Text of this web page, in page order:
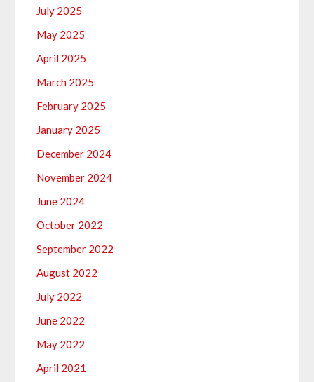
July 2025
May 2025
April 2025
March 2025
February 2025
January 2025
December 2024
November 2024
June 2024
October 2022
September 2022
August 2022
July 2022
June 2022
May 2022
April 2021